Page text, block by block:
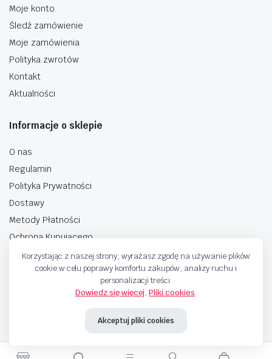
Moje konto
Śledź zamówienie
Moje zamówienia
Polityka zwrotów
Kontakt
Aktualności
Informacje o sklepie
O nas
Regulamin
Polityka Prywatności
Dostawy
Metody Płatności
Ochrona Kupującego
Korzystając z naszej strony, wyrażasz zgodę na używanie plików
cookie w celu poprawy komfortu zakupów, analizy ruchu i
personalizacji treści.
Dowiedz się więcej,Pliki cookies.
Akceptuj pliki cookies